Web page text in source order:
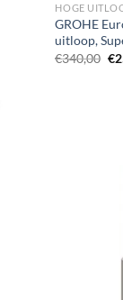
HOGE
GROHE
uitloop,
€340,00 €